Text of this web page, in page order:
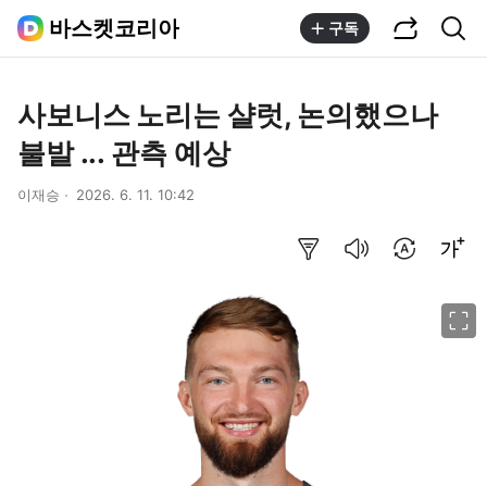
바스켓코리아 구독
사보니스 노리는 샬럿, 논의했으나
불발 ... 관측 예상
이재승 2026. 6. 11. 10:42